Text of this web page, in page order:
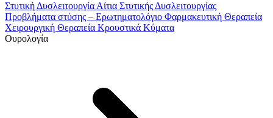
Στυτική Δυσλειτουργία Αίτια Στυτικής Δυσλειτουργίας
Προβλήματα στύσης – Ερωτηματολόγιο Φαρμακευτική Θεραπεία
Χειρουργική Θεραπεία Κρουστικά Κύματα
Ουρολογία